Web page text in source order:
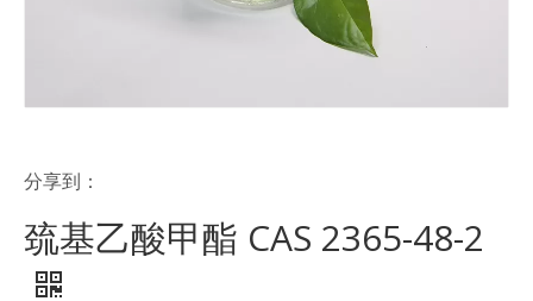
分享到：
巯基乙酸甲酯 CAS 2365-48-2